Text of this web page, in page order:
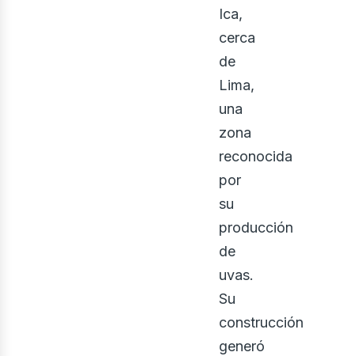
Ica,
cerca
de
Lima,
una
zona
reconocida
por
su
producción
de
uvas.
Su
construcción
generó